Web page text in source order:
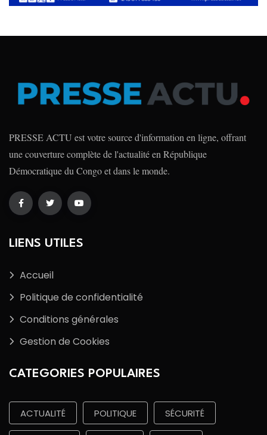
PRESSE ACTU est votre source d'information en ligne, offrant
une couverture complète de l'actualité en République
Démocratique du Congo et dans le monde.
LIENS UTILES
Accueil
Politique de confidentialité
Conditions générales
Gestion de Cookies
CATEGORIES POPULAIRES
ACTUALITÉ POLITIQUE SÉCURITÉ